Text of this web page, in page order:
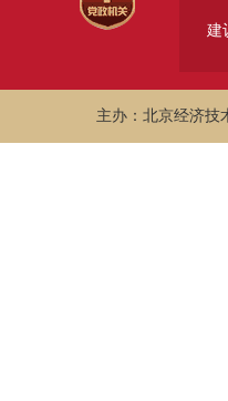
建
主办：北京经济技